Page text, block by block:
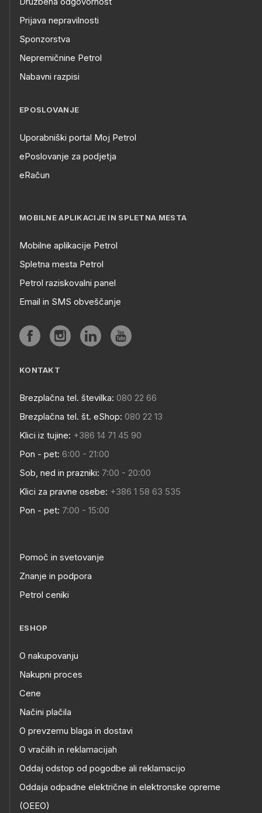
Prijava nepravilnosti
Sponzorstva
Nepremičnine Petrol
Nabavni razpisi
EPOSLOVANJE
Uporabniški portal Moj Petrol
ePoslovanje za podjetja
eRačun
MOBILNE APLIKACIJE IN SPLETNA MESTA
Mobilne aplikacije Petrol
Spletna mesta Petrol
Petrol raziskovalni panel
Email in SMS obveščanje
KONTAKT
Brezplačna tel. številka: 080 22 66
Brezplačna tel. št. eShop: 080 22 13
Klici iz tujine: +386 14 71 45 90
Pon - pet: 6:00 - 21:00
Sob, ned in prazniki: 7:00 - 20:00
Klici za pravne osebe: +386 1 58 63 535
Pon - pet: 7:00 - 15:00
Pomoč in svetovanje
Znanje in podpora
Petrol ceniki
ESHOP
O nakupovanju
Nakupni proces
Cene
Načini plačila
O prevzemu blaga in dostavi
O vračilih in reklamacijah
Oddaj odstop od pogodbe ali reklamacijo
Oddaja odpadne električne in elektronske opreme
(OEEO)